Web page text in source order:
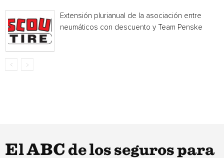
Extensión plurianual de la asociación entre
neumáticos con descuento y Team Penske
El ABC de los seguros para